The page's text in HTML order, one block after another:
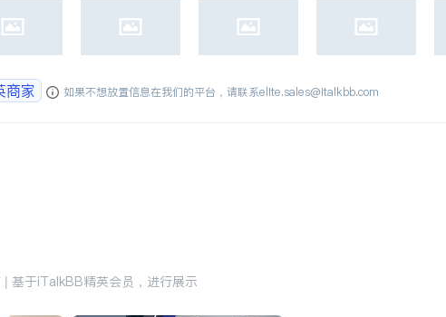
商家 如果不想放置信息在我们的平台，请联系elite.sales@italkbb.com
| 基于iTalkBB精英会员，进行展示